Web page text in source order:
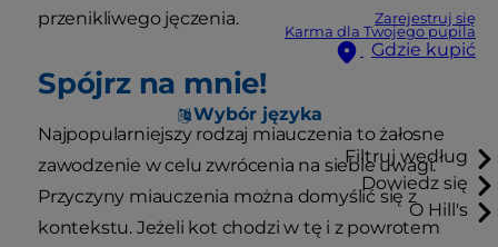
Zarejestruj się
Karma dla Twojego pupila
Gdzie kupić
Wybór języka
Filtruj według
Dowiedz się
O Hill's
przenikliwego jęczenia.
Spójrz na mnie!
Najpopularniejszy rodzaj miauczenia to żałosne
zawodzenie w celu zwrócenia na siebie uwagi.
Przyczyny miauczenia można domyślić się z
kontekstu. Jeżeli kot chodzi w tę i z powrotem